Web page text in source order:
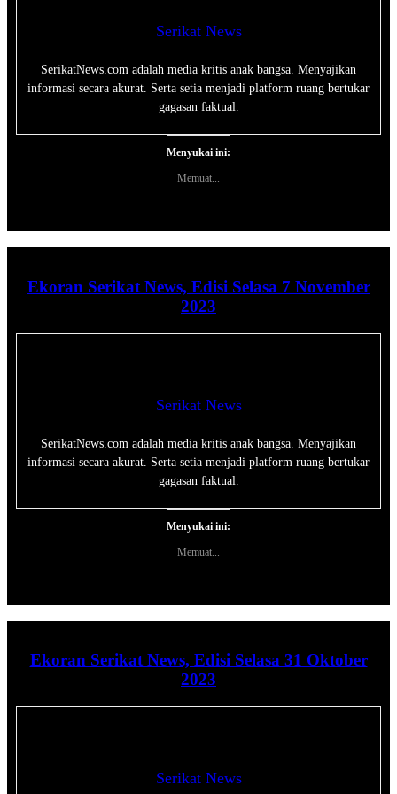
Serikat News
SerikatNews.com adalah media kritis anak bangsa. Menyajikan
informasi secara akurat. Serta setia menjadi platform ruang bertukar
gagasan faktual.
Menyukai ini:
Memuat...
Ekoran Serikat News, Edisi Selasa 7 November
2023
Serikat News
SerikatNews.com adalah media kritis anak bangsa. Menyajikan
informasi secara akurat. Serta setia menjadi platform ruang bertukar
gagasan faktual.
Menyukai ini:
Memuat...
Ekoran Serikat News, Edisi Selasa 31 Oktober
2023
Serikat News